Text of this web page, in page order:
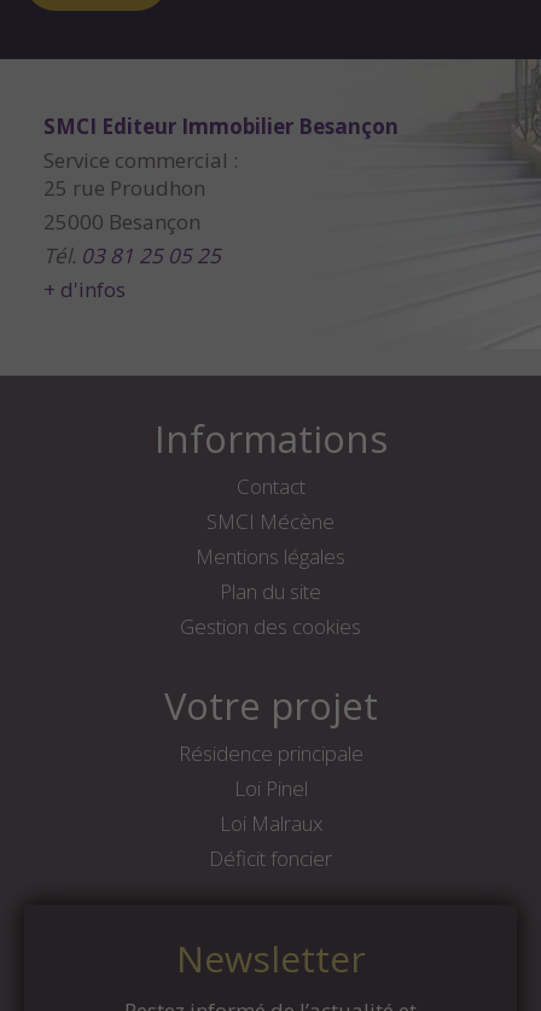
SMCI Editeur Immobilier Besançon
Service commercial :
25 rue Proudhon
25000 Besançon
Tél. 03 81 25 05 25
+ d'infos
Informations
Contact
SMCI Mécène
Mentions légales
Plan du site
Gestion des cookies
Votre projet
Résidence principale
Loi Pinel
Loi Malraux
Déficit foncier
Newsletter